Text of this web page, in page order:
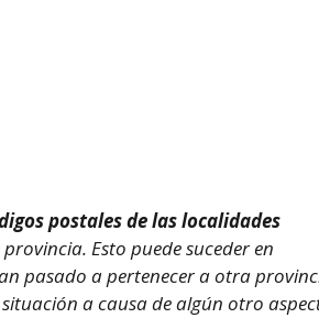
postales de las localidades
Esto puede suceder en
pasado a pertenecer a otra
a causa de algún otro